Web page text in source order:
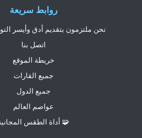
روابط سريعة
نحن ملتزمون بتقديم أدق وأيسر
اتصل بنا
خريطة الموقع
جميع القارات
جميع الدول
عواصم العالم
🧩 أداة الطقس